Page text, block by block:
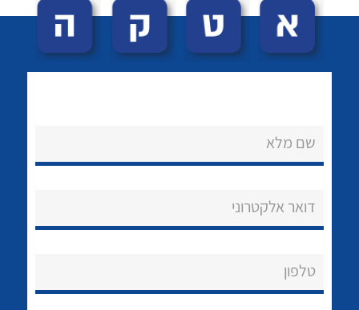
הצוות שלנו
שירותי תמיכה
שם מלא
דואר אלקטרוני
טלפון